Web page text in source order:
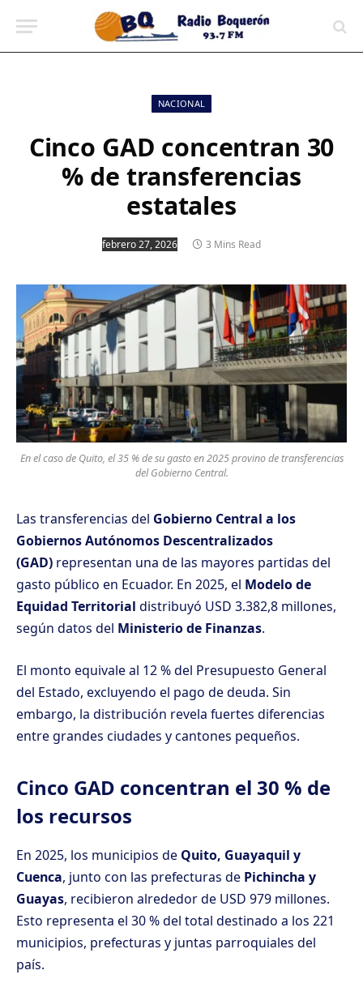
NACIONAL
Cinco GAD concentran 30
% de transferencias
estatales
febrero 27, 2026 3 Mins Read
En el caso de Quito, el 35 % de su gasto en 2025 provino de transferencias
del Gobierno Central.
Las transferencias del Gobierno Central a los
Gobiernos Autónomos Descentralizados
(GAD) representan una de las mayores partidas del
gasto público en Ecuador. En 2025, el Modelo de
Equidad Territorial distribuyó USD 3.382,8 millones,
según datos del Ministerio de Finanzas.
El monto equivale al 12 % del Presupuesto General
del Estado, excluyendo el pago de deuda. Sin
embargo, la distribución revela fuertes diferencias
entre grandes ciudades y cantones pequeños.
Cinco GAD concentran el 30 % de
los recursos
En 2025, los municipios de Quito, Guayaquil y
Cuenca, junto con las prefecturas de Pichincha y
Guayas, recibieron alrededor de USD 979 millones.
Esto representa el 30 % del total destinado a los 221
municipios, prefecturas y juntas parroquiales del
país.